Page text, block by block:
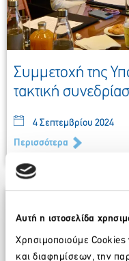
Αυτή η ιστοσελίδα
Χρησιμοποιούμε Cookies
και διαφημίσεων, την
Συμμετοχή της
τακτική
4 Σεπτεμβρίου 2024
Περισσότερα